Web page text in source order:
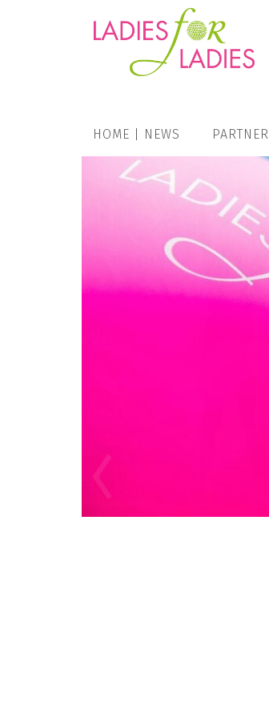
HOME | NEWS PARTNER